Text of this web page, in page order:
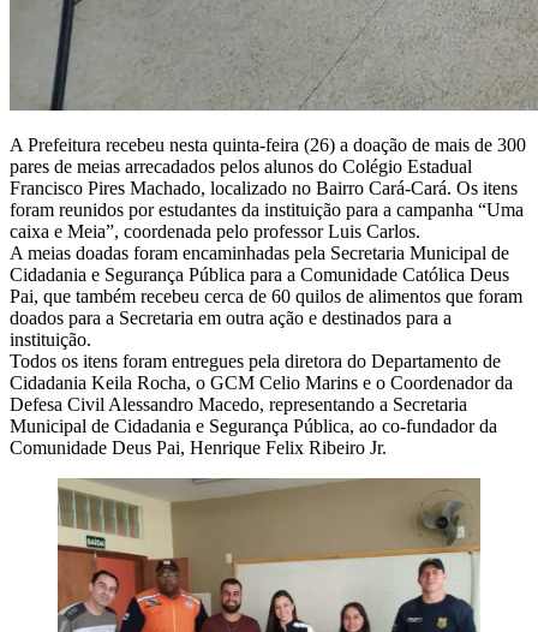
A Prefeitura recebeu nesta quinta-feira (26) a doação de mais de 300
pares de meias arrecadados pelos alunos do Colégio Estadual
Francisco Pires Machado, localizado no Bairro Cará-Cará. Os itens
foram reunidos por estudantes da instituição para a campanha “Uma
caixa e Meia”, coordenada pelo professor Luis Carlos.
A meias doadas foram encaminhadas pela Secretaria Municipal de
Cidadania e Segurança Pública para a Comunidade Católica Deus
Pai, que também recebeu cerca de 60 quilos de alimentos que foram
doados para a Secretaria em outra ação e destinados para a
instituição.
Todos os itens foram entregues pela diretora do Departamento de
Cidadania Keila Rocha, o GCM Celio Marins e o Coordenador da
Defesa Civil Alessandro Macedo, representando a Secretaria
Municipal de Cidadania e Segurança Pública, ao co-fundador da
Comunidade Deus Pai, Henrique Felix Ribeiro Jr.